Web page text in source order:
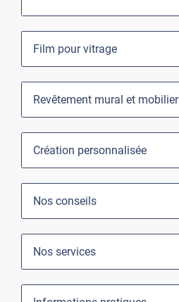
Film pour vitrage
Revêtement mural et mobilier
Création personnalisée
Nos conseils
Nos services